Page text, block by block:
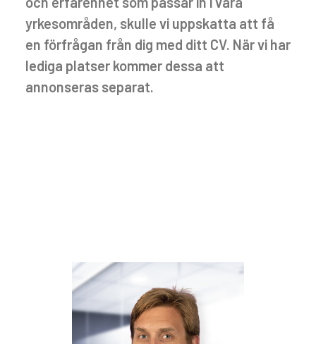
yrkesområden, skulle vi uppskatta att få
en förfrågan från dig med ditt CV. När vi har
lediga platser kommer dessa att
annonseras separat.